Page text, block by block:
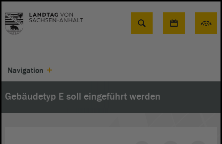
Suche
Navigation
Gebäudetyp E soll eingeführt werden